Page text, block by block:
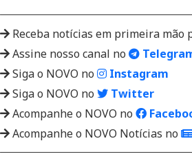
Receba notícias em primeira mão
Assine nosso canal no
Siga o NOVO no
Instagram
Siga o NOVO no
Twitter
Acompanhe o NOVO no
Acompanhe o NOVO Notícias no